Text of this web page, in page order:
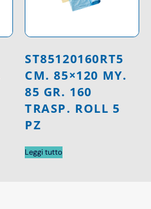
ST85120160RT5
CM. 85×120 MY.
85 GR. 160
TRASP. ROLL 5
PZ
Leggi tutto